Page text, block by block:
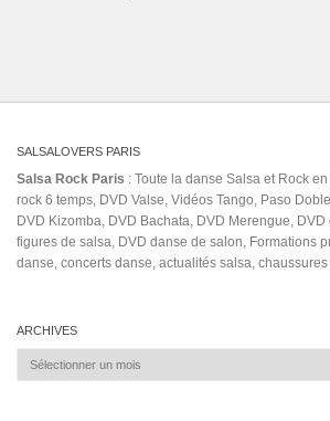
SALSALOVERS PARIS
Salsa Rock Paris : Toute la danse Salsa et Rock
rock 6 temps, DVD Valse, Vidéos Tango, Paso
DVD Kizomba, DVD Bachata, DVD Merengue, DVD
figures de salsa, DVD danse de salon, Formations
danse, concerts danse, actualités salsa, chaussures
ARCHIVES
Archives